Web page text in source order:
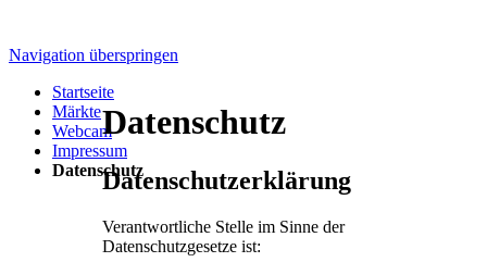
Navigation überspringen
Startseite
Märkte
Webcam
Impressum
Datenschutz
Datenschutz
Datenschutzerklärung
Verantwortliche Stelle im Sinne der
Datenschutzgesetze ist: